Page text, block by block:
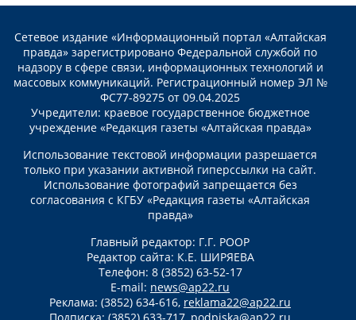
Сетевое издание «Информационный портал «Алтайская
правда» зарегистрировано Федеральной службой по
надзору в сфере связи, информационных технологий и
массовых коммуникаций. Регистрационный номер ЭЛ №
ФС77-89275 от 09.04.2025
Учредители: краевое государственное бюджетное
учреждение «Редакция газеты «Алтайская правда»
Использование текстовой информации разрешается
только при указании активной гиперссылки на сайт.
Использование фотографий запрещается без
согласования с КГБУ «Редакция газеты «Алтайская
правда»
Главный редактор: Г.Г. РООР
Редактор сайта: К.Е. ШИРЯЕВА
Телефон: 8 (3852) 63-52-17
E-mail: news@ap22.ru
Реклама: (3852) 634-616, reklama22@ap22.ru